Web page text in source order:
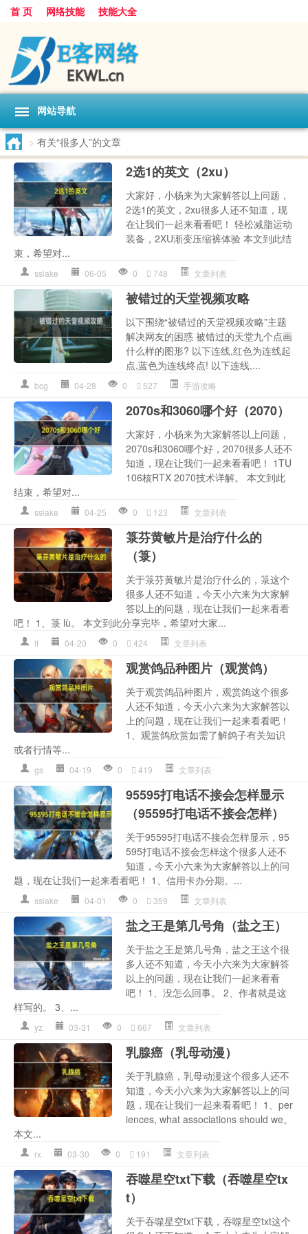
首 页 网络技能 技能大全
网站导航
> 有关“很多人”的文章
2选1的英文（2xu）
大家好，小杨来为大家解答以上问题，
2选1的英文，2xu很多人还不知道，现
在让我们一起来看看吧！ 轻松减脂运动
装备，2XU渐变压缩裤体验 本文到此结
束，希望对...
sslake 06-05 0 748 文章列表
被错过的天堂视频攻略
以下围绕“被错过的天堂视频攻略”主题
解决网友的困惑 被错过的天堂九个点画
什么样的图形? 以下连线,红色为连线起
点,蓝色为连线终点! 以下连线,...
bcg 04-28 0 527 手游攻略
2070s和3060哪个好（2070）
大家好，小杨来为大家解答以上问题，
2070s和3060哪个好，2070很多人还不
知道，现在让我们一起来看看吧！ 1TU
106核RTX 2070技术详解。 本文到此
结束，希望对...
sslake 04-25 0 123 文章列表
箓芬黄敏片是治疗什么的
（箓）
关于箓芬黄敏片是治疗什么的，箓这个
很多人还不知道，今天小六来为大家解
答以上的问题，现在让我们一起来看看
吧！ 1、箓 lù。 本文到此分享完毕，希望对大家...
lf 04-20 0 424 文章列表
观赏鸽品种图片（观赏鸽）
关于观赏鸽品种图片，观赏鸽这个很多
人还不知道，今天小六来为大家解答以
上的问题，现在让我们一起来看看吧！
1、观赏鸽欣赏如需了解鸽子有关知识
或者行情等...
gs 04-19 0 419 文章列表
95595打电话不接会怎样显示
（95595打电话不接会怎样）
关于95595打电话不接会怎样显示，95
595打电话不接会怎样这个很多人还不
知道，今天小六来为大家解答以上的问
题，现在让我们一起来看看吧！ 1、信用卡办分期。...
sslake 04-01 0 359 文章列表
盐之王是第几号角（盐之王）
关于盐之王是第几号角，盐之王这个很
多人还不知道，今天小六来为大家解答
以上的问题，现在让我们一起来看看
吧！ 1、没怎么回事。 2、作者就是这
样写的。 3、...
yz 03-31 0 667 文章列表
乳腺癌（乳母动漫）
关于乳腺癌，乳母动漫这个很多人还不
知道，今天小六来为大家解答以上的问
题，现在让我们一起来看看吧！ 1、per
iences, what associations should we。
本文...
rx 03-30 0 191 文章列表
吞噬星空txt下载（吞噬星空tx
t）
关于吞噬星空txt下载，吞噬星空txt这个